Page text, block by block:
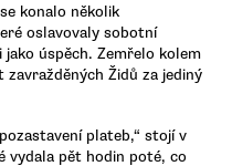
konalo několik
oslavovaly sobotní
úspěch. Zemřelo kolem
Židů za jediný
plateb,“ stojí v
vydala pět hodin poté, co